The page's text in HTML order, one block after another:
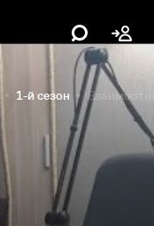
1-й сезон